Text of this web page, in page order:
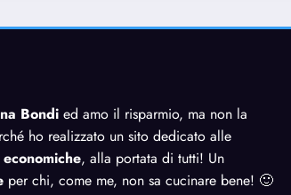
Bondi ed amo il risparmio, ma non la
ho realizzato un sito dedicato alle
, alla portata di tutti! Un
per chi, come me, non sa cucinare bene! 🙂